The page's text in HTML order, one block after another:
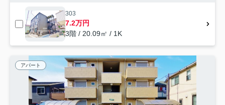
303
7.2万円
3階 / 20.09㎡ / 1K
アパート